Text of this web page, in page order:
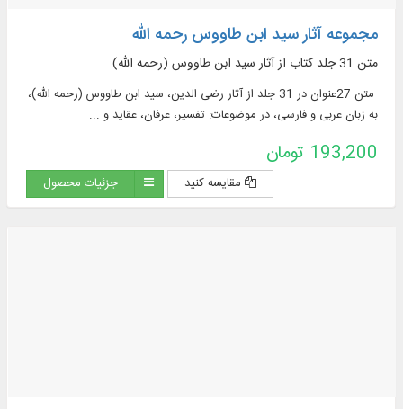
مجموعه آثار سید ابن طاووس رحمه الله
متن 31 جلد کتاب از آثار سید ابن طاووس (رحمه الله)
متن 27عنوان در 31 جلد از آثار رضی الدین، سید ابن طاووس (رحمه الله)،
به زبان عربی و فارسی، در موضوعات: تفسیر، عرفان،‌ عقاید و ...
193,200 تومان
مقایسه کنید جزئیات محصول